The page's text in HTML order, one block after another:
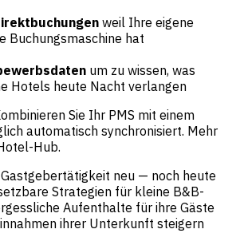
weil Ihre eigene
Buchungsmaschine hat
um zu wissen, was
Hotels heute Nacht verlangen
Sie Ihr PMS mit einem
automatisch synchronisiert. Mehr
Hub.
neu — noch heute
Strategien für kleine B&B-
Aufenthalte für ihre Gäste
ihrer Unterkunft steigern